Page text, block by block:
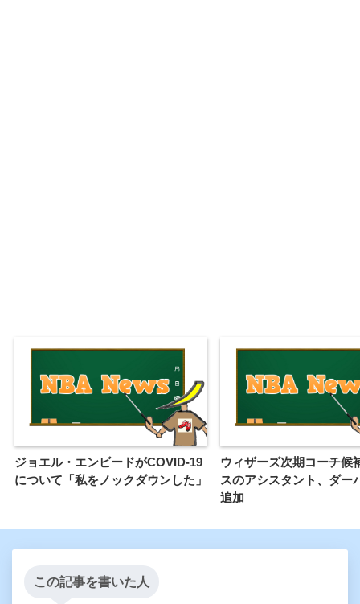
ジョエル・エンビードがCOVID-19
について「私をノックダウンした」
ウィザーズ次期コーチ候
スのアシスタント、ダー
追加
この記事を書いた人